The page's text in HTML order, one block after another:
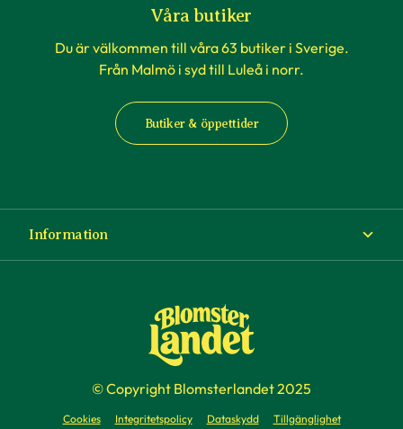
Våra butiker
Du är välkommen till våra 63 butiker i Sverige.
Från Malmö i syd till Luleå i norr.
Butiker & öppettider
Information
Köp- och leveransvillkor
Företag
© Copyright Blomsterlandet 2025
Cookies Integritetspolicy Dataskydd Tillgänglighet